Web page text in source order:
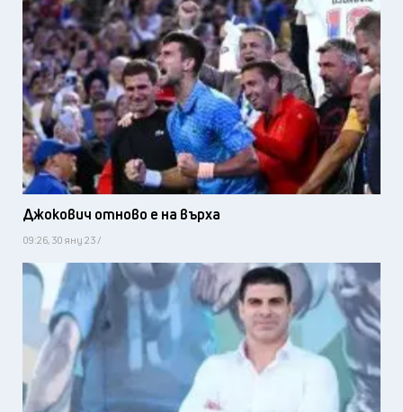
Джокович отново е на върха
09:26, 30 яну 23 /